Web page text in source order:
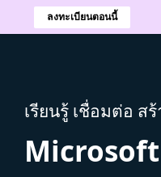
ลงทะเบียนตอนนี้
เรียนรู้ เชื่อมต่อ สร้